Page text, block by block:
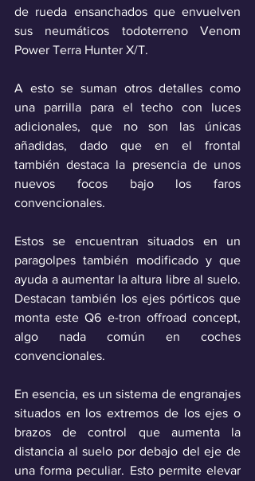
de rueda ensanchados que envuelven
sus neumáticos todoterreno Venom
Power Terra Hunter X/T.
A esto se suman otros detalles como
una parrilla para el techo con luces
adicionales, que no son las únicas
añadidas, dado que en el frontal
también destaca la presencia de unos
nuevos focos bajo los faros
convencionales.
Estos se encuentran situados en un
paragolpes también modificado y que
ayuda a aumentar la altura libre al suelo.
Destacan también los ejes pórticos que
monta este Q6 e-tron offroad concept,
algo nada común en coches
convencionales.
En esencia, es un sistema de engranajes
situados en los extremos de los ejes o
brazos de control que aumenta la
distancia al suelo por debajo del eje de
una forma peculiar. Esto permite elevar